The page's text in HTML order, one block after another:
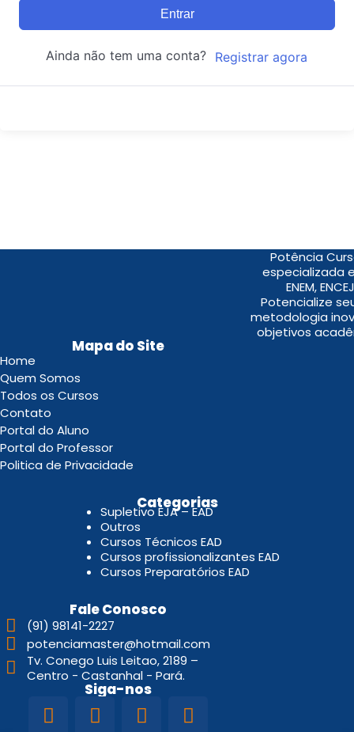
Entrar
Ainda não tem uma conta? Registrar agora
Potência
especializada
ENEM,
Potencialize
metodologia
objetivos
Mapa do Site
Home
Quem Somos
Todos os Cursos
Contato
Portal do Aluno
Portal do Professor
Politica de Privacidade
Categorias
Supletivo EJA – EAD
Outros
Cursos Técnicos EAD
Cursos profissionalizantes EAD
Cursos Preparatórios EAD
Fale Conosco
(91) 98141-2227
potenciamaster@hotmail.com
Tv. Conego Luis Leitao, 2189 –
Centro - Castanhal - Pará.
Siga-nos